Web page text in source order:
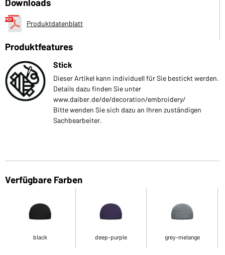
Produktdatenblatt
Produktfeatures
Stick
Dieser Artikel kann individuell für Sie bestickt werden.
Details dazu finden Sie unter
www.daiber.de/de/decoration/embroidery/
Bitte wenden Sie sich dazu an Ihren zuständigen
Sachbearbeiter.
Verfügbare Farben
black deep-purple grey-melange